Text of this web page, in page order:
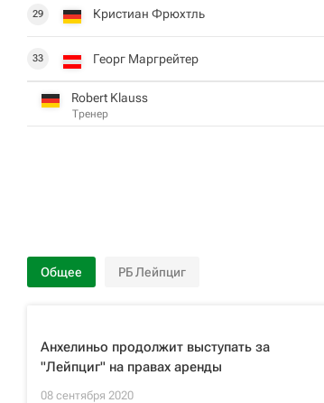
29 Кристиан Фрюхтль
33 Георг Маргрейтер
Robert Klauss
Тренер
Общее РБ Лейпциг
Анхелиньо продолжит выступать за
"Лейпциг" на правах аренды
08 сентября 2020